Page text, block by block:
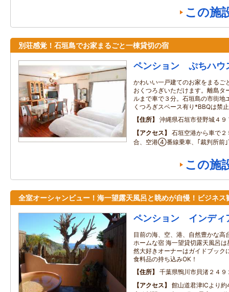
この施
別荘感覚！石垣島でお家まるごと一棟貸切の宿
ペンション ぷちハウ
かわいい一戸建てのお家をまるご
おくつろぎいただけます。離島タ
ルまで車で３分。石垣島の市街地
くつろぎスペース有り*BBQは禁止
住所
沖縄県石垣市登野城４
アクセス
石垣空港から車で
合、空港④番線乗車、｢裁判所前｣
この施
全室オーシャンビュー！海一望露天風呂と眺めが自慢！ビジネス
ペンション インディ
目前の海、空、港、自然豊かな高
ホームな宿 海一望貸切露天風呂
然大好きオーナーはガイドブッ
食料品の持ち込みOK！
住所
千葉県鴨川市貝渚２４９
アクセス
館山道君津ICより